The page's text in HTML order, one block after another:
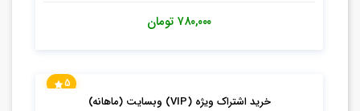
۷۸۰,۰۰۰ تومان
5
خرید اشتراک ویژه (VIP) وبسایت (ماهانه)